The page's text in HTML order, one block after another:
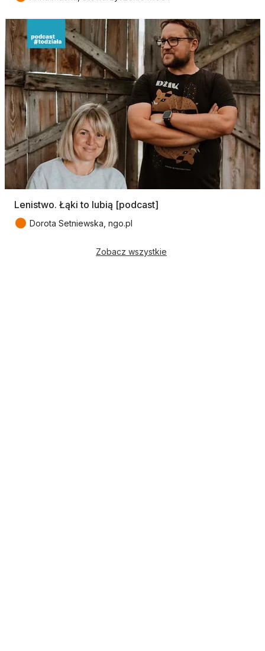
Lenistwo. Łąki to lubią [podcast]
● Dorota Setniewska, ngo.pl
Zobacz wszystkie